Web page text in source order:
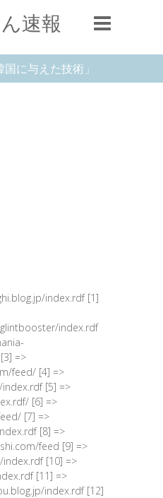
速報
に与えた技術」
index.rdf [1]
index.rdf
=>
feed/ [4] =>
[5] =>
[6] =>
[7] =>
[8] =>
feed [9] =>
[10] =>
[11] =>
index.rdf [12]